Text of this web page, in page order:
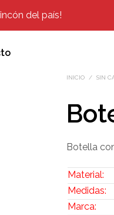
del país!
INICIO / SIN
Botella
Material:
Medidas:
Marca: